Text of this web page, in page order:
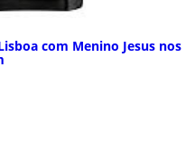
com Menino Jesus nos